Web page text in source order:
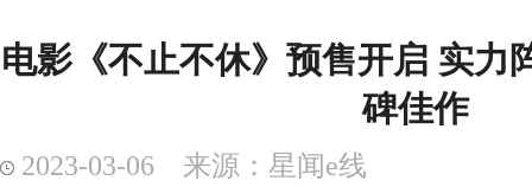
电影《不止不休》预售开启 实力
碑佳作
2023-03-06 来源：星闻e线